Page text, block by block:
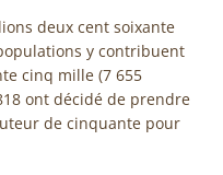
deux cent soixante
y contribuent
cinq mille (7 655
ont décidé de prendre
de cinquante pour